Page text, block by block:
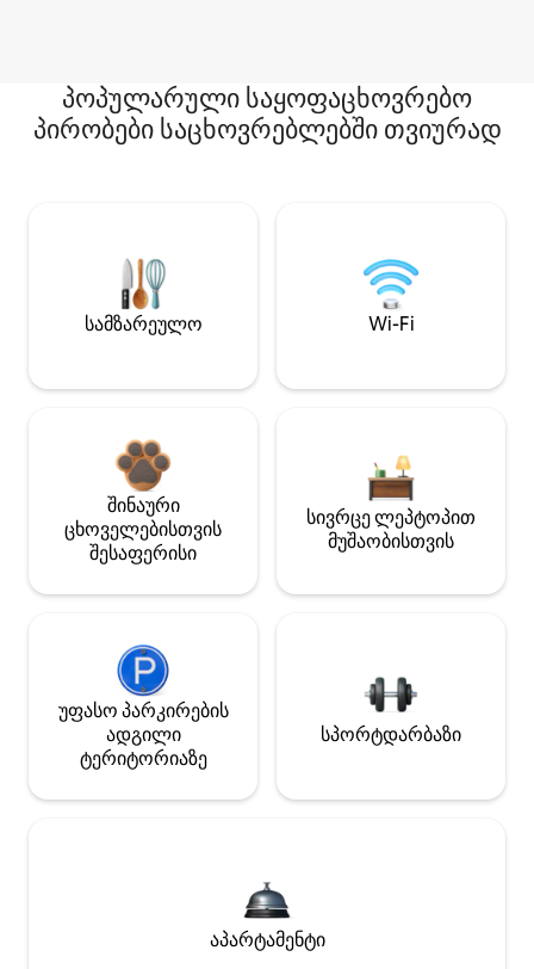
პოპულარული საყოფაცხოვრებო
პირობები საცხოვრებლებში თვიურად
სამზარეულო Wi-Fi
შინაური
ცხოველებისთვის
შესაფერისი
სივრცე ლეპტოპით
მუშაობისთვის
უფასო პარკირების
ადგილი
ტერიტორიაზე
სპორტდარბაზი
აპარტამენტი